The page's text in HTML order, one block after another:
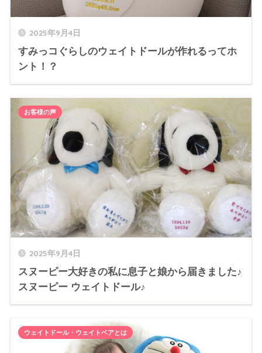
2025年9月4日
すみっコぐらしのウェイトドールが作れるってホ
ント！？
2025年9月4日
スヌーピー大好きの私に息子と娘から届きました♪
スヌーピー ウェイトドール♪
お客様の声
ウェイトドール・ウェイトベアとは